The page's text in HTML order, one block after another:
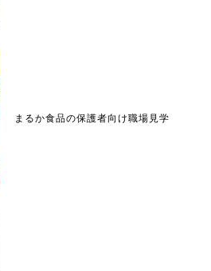
まるか食品の保護者向け職場見学